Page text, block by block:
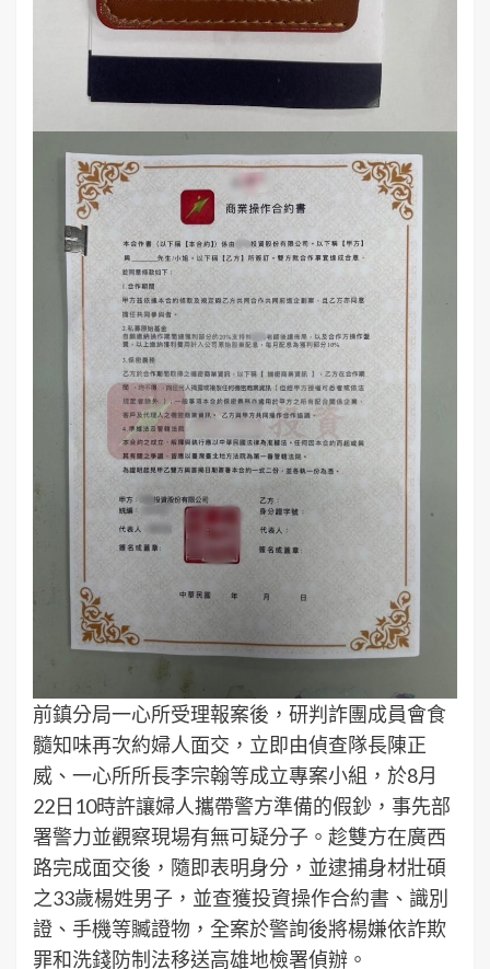
前鎮分局一心所受理報案後，研判詐團成員會食
髓知味再次約婦人面交，立即由偵查隊長陳正
威、一心所所長李宗翰等成立專案小組，於8月
22日10時許讓婦人攜帶警方準備的假鈔，事先部
署警力並觀察現場有無可疑分子。趁雙方在廣西
路完成面交後，隨即表明身分，並逮捕身材壯碩
之33歲楊姓男子，並查獲投資操作合約書、識別
證、手機等贓證物，全案於警詢後將楊嫌依詐欺
罪和洗錢防制法移送高雄地檢署偵辦。